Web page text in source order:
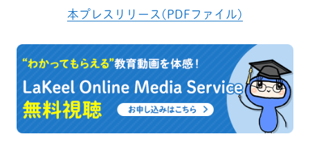
本プレスリリース(PDFファイル)